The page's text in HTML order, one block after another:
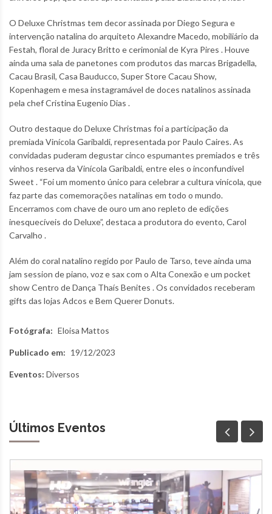
O Deluxe Christmas tem decor assinada por Diego Segura e
intervenção natalina do arquiteto Alexandre Macedo, mobiliário da
Festah, floral de Juracy Britto e cerimonial de Kyra Pires . Houve
ainda uma sala de panetones com produtos das marcas Brigadella,
Cacau Brasil, Casa Bauducco, Super Store Cacau Show,
Kopenhagem e mesa instagramável de doces natalinos assinada
pela chef Cristina Eugenio Dias .
Outro destaque do Deluxe Christmas foi a participação da
premiada Vinícola Garibaldi, representada por Paulo Caires. As
convidadas puderam degustar cinco espumantes premiados e três
vinhos reserva da Vinícola Garibaldi, entre eles o inconfundível
Sweet . “Foi um momento único para celebrar a cultura vinícola, que
faz parte das comemorações natalinas em todo o mundo.
Encerramos com chave de ouro um ano repleto de edições
inesquecíveis do Deluxe”, destaca a produtora do evento, Carol
Carvalho .
Além do coral natalino regido por Paulo de Tarso, teve ainda uma
jam session de piano, voz e sax com o Alta Conexão e um pocket
show Centro de Dança Thaís Benites . Os convidados receberam
gifts das lojas Adcos e Bem Querer Donuts.
Fotógrafa: Eloisa Mattos
Publicado em: 19/12/2023
Eventos: Diversos
Últimos Eventos